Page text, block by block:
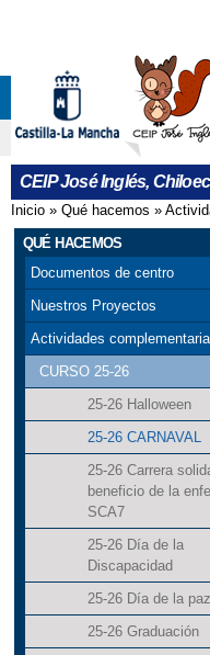
CEIP José Inglés,
Se encuentra
Inicio » Qué hacemos »
QUÉ HACEMOS
Documentos de centro
Nuestros Proyectos
Actividades
CURSO 25-26
25-26 Halloween
25-26 CARNAVAL
25-26 Carrera
beneficio de la
SCA7
25-26 Día de la
Discapacidad
25-26 Día de la paz
25-26 Graduación